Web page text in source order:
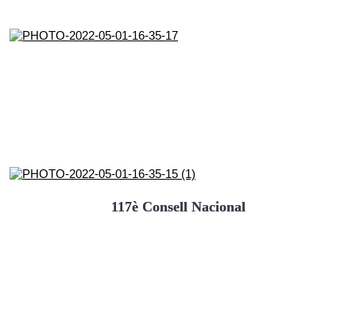
117è Consell Nacional